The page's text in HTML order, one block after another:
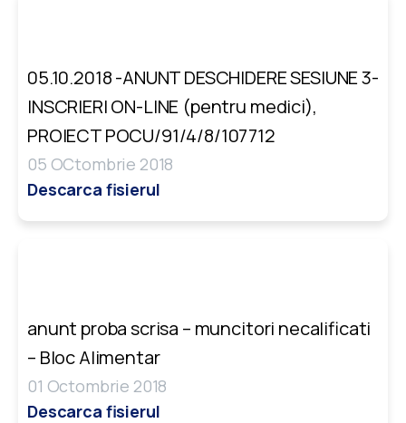
05.10.2018 -ANUNT DESCHIDERE SESIUNE 3-
INSCRIERI ON-LINE (pentru medici),
PROIECT POCU/91/4/8/107712
05 OCtombrie 2018
Descarca fisierul
anunt proba scrisa – muncitori necalificati
– Bloc Alimentar
01 Octombrie 2018
Descarca fisierul